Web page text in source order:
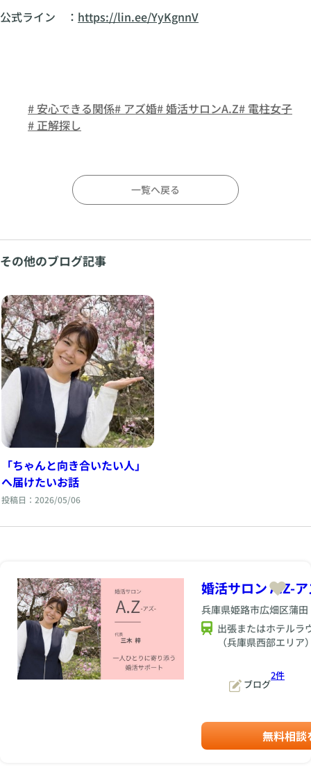
公式ライン ： https://lin.ee/YyKgnnV
# 安心できる関係# アズ婚# 婚活サロンA.Z# 電柱女子
# 正解探し
一覧へ戻る
その他のブログ記事
「ちゃんと向き合いたい人」
へ届けたいお話
投稿日：2026/05/06
婚活サロン A.Z-
兵庫県姫路市広畑区蒲田
出張またはホテルラ
（兵庫県西部エリア
ブログ
2件
無料相談